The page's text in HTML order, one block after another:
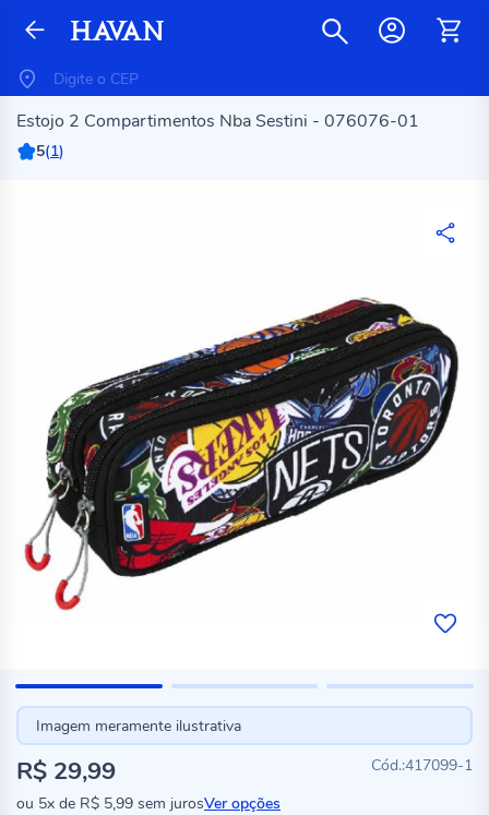
Estojo 2 Compartimentos Nba Sestini - 076076-01
5(1)
Imagem meramente ilustrativa
417099-1
R$ 29,99
ou 5x de R$ 5,99 sem jurosVer opções